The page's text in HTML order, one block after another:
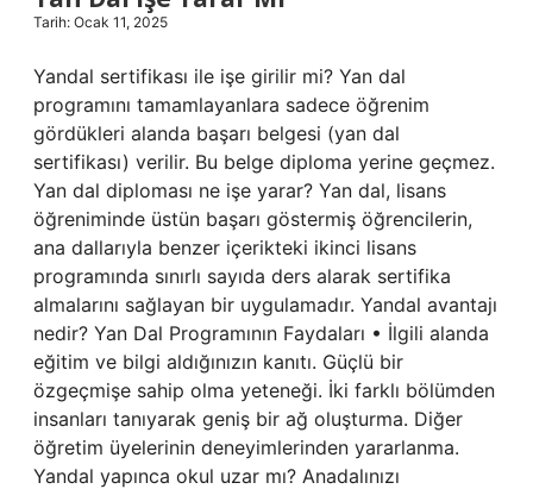
Tarih: Ocak 11, 2025
Yandal sertifikası ile işe girilir mi? Yan dal
programını tamamlayanlara sadece öğrenim
gördükleri alanda başarı belgesi (yan dal
sertifikası) verilir. Bu belge diploma yerine geçmez.
Yan dal diploması ne işe yarar? Yan dal, lisans
öğreniminde üstün başarı göstermiş öğrencilerin,
ana dallarıyla benzer içerikteki ikinci lisans
programında sınırlı sayıda ders alarak sertifika
almalarını sağlayan bir uygulamadır. Yandal avantajı
nedir? Yan Dal Programının Faydaları • İlgili alanda
eğitim ve bilgi aldığınızın kanıtı. Güçlü bir
özgeçmişe sahip olma yeteneği. İki farklı bölümden
insanları tanıyarak geniş bir ağ oluşturma. Diğer
öğretim üyelerinin deneyimlerinden yararlanma.
Yandal yapınca okul uzar mı? Anadalınızı